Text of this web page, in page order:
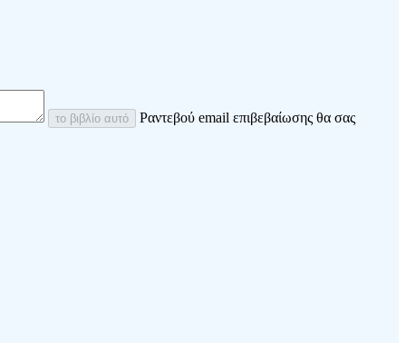
το βιβλίο αυτό Ραντεβού email επιβεβαίωσης θα σας